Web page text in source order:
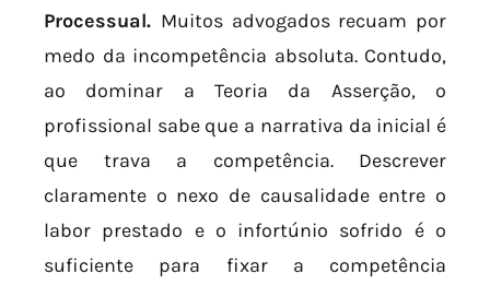
Processual. Muitos advogados recuam por
medo da incompetência absoluta. Contudo,
ao dominar a Teoria da Asserção, o
profissional sabe que a narrativa da inicial é
que trava a competência. Descrever
claramente o nexo de causalidade entre o
labor prestado e o infortúnio sofrido é o
suficiente para fixar a competência